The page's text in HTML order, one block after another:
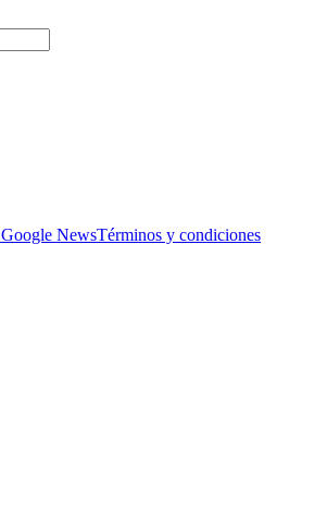
Google NewsTérminos y condiciones